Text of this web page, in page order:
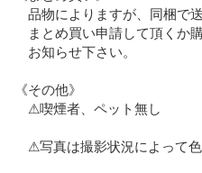
品物によりますが、同梱で
まとめ買い申請して頂くか
お知らせ下さい。
《その他》
⚠︎喫煙者、ペット無し
⚠︎写真は撮影状況によって